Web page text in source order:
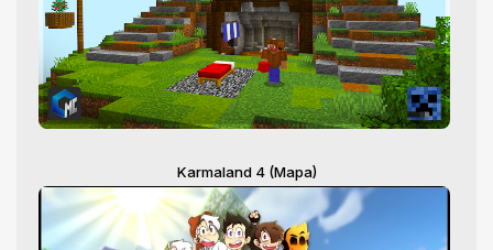
Karmaland 4 (Mapa)